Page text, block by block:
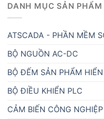
DANH MỤC SẢN PHẨM
ATSCADA - PHẦN MỀM
BỘ NGUỒN AC-DC
BỘ ĐẾM SẢN PHẨM
BỘ ĐIỀU KHIỂN PLC
CẢM BIẾN CÔNG NGHIỆP